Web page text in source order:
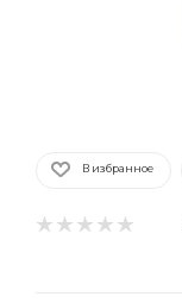
В избранное